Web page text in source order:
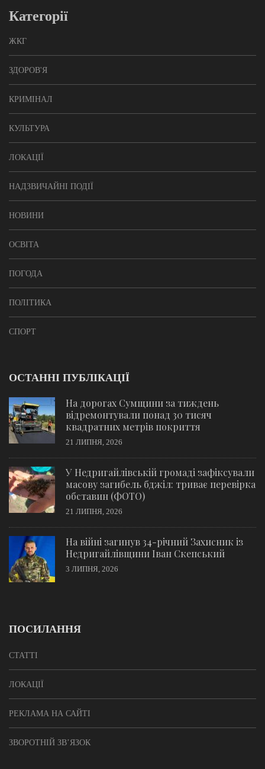
Категорії
ЖКГ
ЗДОРОВ'Я
КРИМІНАЛ
КУЛЬТУРА
ЛОКАЦІЇ
НАДЗВИЧАЙНІ ПОДІЇ
НОВИНИ
ОСВІТА
ПОГОДА
ПОЛІТИКА
СПОРТ
ОСТАННІ ПУБЛІКАЦІЇ
На дорогах Сумщини за тиждень
відремонтували понад 30 тисяч
квадратних метрів покриття
21 ЛИПНЯ, 2026
У Недригайлівській громаді зафіксували
масову загибель бджіл: триває перевірка
обставин (ФОТО)
21 ЛИПНЯ, 2026
На війні загинув 34-річний Захисник із
Недригайлівщини Іван Скепський
3 ЛИПНЯ, 2026
ПОСИЛАННЯ
СТАТТІ
ЛОКАЦІЇ
РЕКЛАМА НА САЙТІ
ЗВОРОТНІЙ ЗВ’ЯЗОК